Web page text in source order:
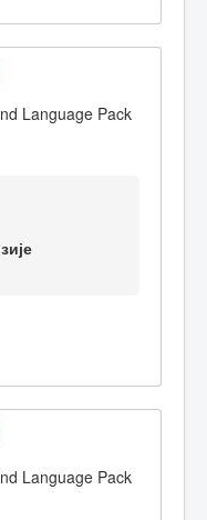
Language Pack
Language Pack